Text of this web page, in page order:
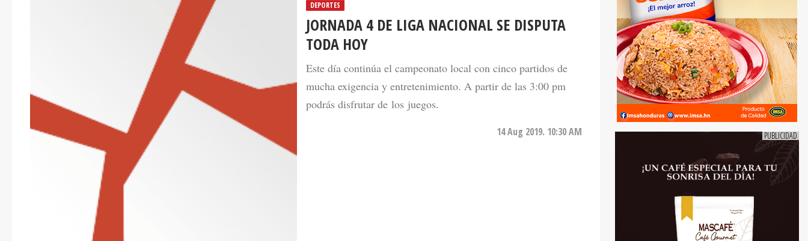
DEPORTES
JORNADA 4 DE LIGA NACIONAL SE DISPUTA
TODA HOY
Este día continúa el campeonato local con cinco partidos de
mucha exigencia y entretenimiento. A partir de las 3:00 pm
podrás disfrutar de los juegos.
14 Aug 2019. 10:30 AM